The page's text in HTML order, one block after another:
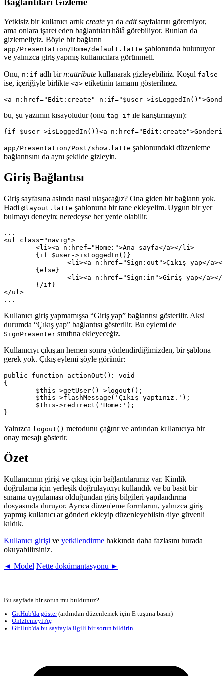
Bağlantıları Gizleme
Yetkisiz bir kullanıcı artık create ya da editsayfalarını göremiyor,
ama onlara işaret eden bağlantıları hâlâ görebiliyor. Bunları da
gizlemeliyiz. Böyle bir bağlantı
app/Presentation/Home/default.latte şablonunda bulunuyor
ve yalnızca giriş yapmış kullanıcılara görünmeli.
Onu, n:if adlı birn:attribute kullanarak gizleyebiliriz. Koşul false
ise, içeriğiyle birlikte <a> etiketinin tamamı gösterilmez.
bu, şu yazımın kısayoludur (onu tag-if ile karıştırmayın):
app/Presentation/Post/show.latte şablonundaki düzenleme
bağlantısını da aynı şekilde gizleyin.
Giriş Bağlantısı
Giriş sayfasına aslında nasıl ulaşacağız? Ona giden bir bağlantı yok.
Hadi @layout.latte şablonuna bir tane ekleyelim. Uygun bir yer
bulmayı deneyin; neredeyse her yerde olabilir.
...
<ul class="navig">
</ul>
Kullanıcı giriş yapmamışsa “Giriş yap” bağlantısı gösterilir. Aksi
durumda “Çıkış yap” bağlantısı gösterilir. Bu eylemi de
SignPresenter sınıfına ekleyeceğiz.
Kullanıcıyı çıkıştan hemen sonra yönlendirdiğimizden, bir şablona
gerek yok. Çıkış eylemi şöyle görünür:
public function actionOut(): void
{
Yalnızca logout() metodunu çağırır ve ardından kullanıcıya bir
onay mesajı gösterir.
Özet
Kullanıcının girişi ve çıkışı için bağlantılarımız var. Kimlik
doğrulama için yerleşik doğrulayıcıyı kullandık ve bu basit bir
sınama uygulaması olduğundan giriş bilgileri yapılandırma
dosyasında duruyor. Ayrıca düzenleme formlarını, yalnızca giriş
yapmış kullanıcılar gönderi ekleyip düzenleyebilsin diye güvenli
kıldık.
Kullanıcı girişi ve yetkilendirme hakkında daha fazlasını burada
okuyabilirsiniz.
◄ Model Nette dokümantasyonu ►